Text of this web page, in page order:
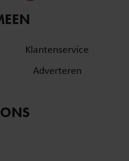
Klantenservice
Adverteren